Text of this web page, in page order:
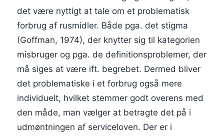
det være nyttigt at tale om et problematisk
forbrug af rusmidler. Både pga. det stigma
(Goffman, 1974), der knytter sig til kategorien
misbruger og pga. de definitionsproblemer, der
må siges at være ift. begrebet. Dermed bliver
det problematiske i et forbrug også mere
individuelt, hvilket stemmer godt overens med
den måde, man vælger at betragte det på i
udmøntningen af serviceloven. Der er i